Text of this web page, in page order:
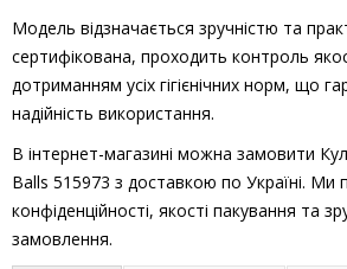
Модель відзначається зручністю та
сертифікована, проходить контроль
дотриманням усіх гігієнічних норм, що
надійність використання.
В інтернет-магазині можна замовити
Balls 515973 з доставкою по Україні. Ми
конфіденційності, якості пакування та
замовлення.